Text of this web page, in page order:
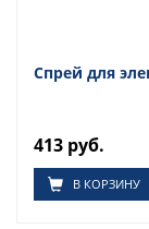
Спрей для
413 руб.
В КОРЗИНУ